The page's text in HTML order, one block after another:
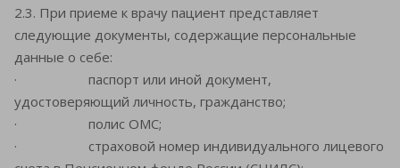
2.3. При приеме к врачу пациент представляет
следующие документы, содержащие персональные
данные о себе:
· паспорт или иной документ,
удостоверяющий личность, гражданство;
· полис ОМС;
· страховой номер индивидуального лицевого